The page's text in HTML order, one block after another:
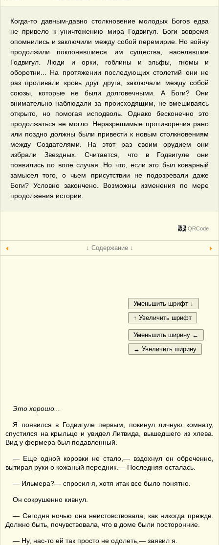
Когда-то давным-давно столкновение молодых Богов едва
не привело к уничтожению мира Годвигул. Боги вовремя
опомнились и заключили между собой перемирие. Но войну
продолжили поклонявшиеся им существа, населявшие
Годвигул. Люди и орки, гоблины и эльфы, гномы и
оборотни... На протяжении последующих столетий они не
раз проливали кровь друг друга, заключали между собой
союзы, которые не были долговечными. А Боги? Они
внимательно наблюдали за происходящим, не вмешиваясь
открыто, но помогая исподволь. Однако бесконечно это
продолжаться не могло. Неразрешимые противоречия рано
или поздно должны были привести к новым столкновениям
между Создателями. На этот раз своим орудием они
избрали Звездных. Считается, что в Годвигуле они
появились по воле случая. Но что, если это был коварный
замысел того, о чьем присутствии не подозревали даже
Боги? Условно закончено. Возможны изменения по мере
продолжения истории.
QRCode
↓ Содержание ↓
Это хорошо...
Я появился в Годвигуле первым, покинул личную комнату,
спустился на крыльцо и увидел Литвида, вышедшего из хлева.
Вид у фермера был подавленный.
— Еще одной коровки не стало,— вздохнул он обреченно,
вытирая руки о кожаный передник.— Последняя осталась.
— Ильмера?— спросил я, хотя итак все было понятно.
Он сокрушенно кивнул.
— Сегодня ночью она неистовствовала, как никогда прежде.
Должно быть, почувствовала, что в доме были посторонние.
— Ну, нас-то ей так просто не одолеть,— заявил я.